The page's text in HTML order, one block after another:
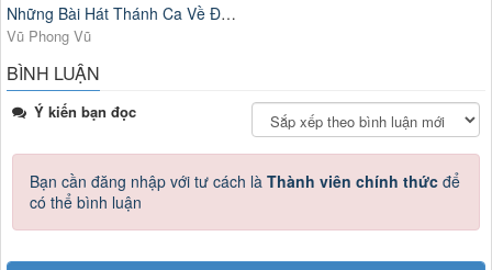
Những Bài Hát Thánh Ca Về Đức Mẹ
Vũ Phong Vũ
BÌNH LUẬN
Ý kiến bạn đọc
Bạn cần đăng nhập với tư cách là Thành viên chính thức để
có thể bình luận